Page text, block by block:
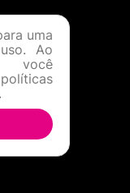
uma
Ao
você
.